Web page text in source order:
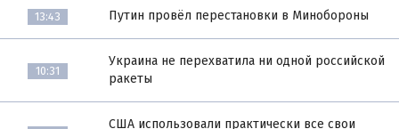
13:43 Путин провёл перестановки в Минобороны
10:31
Украина не перехватила ни одной российской
ракеты
США использовали практически все свои